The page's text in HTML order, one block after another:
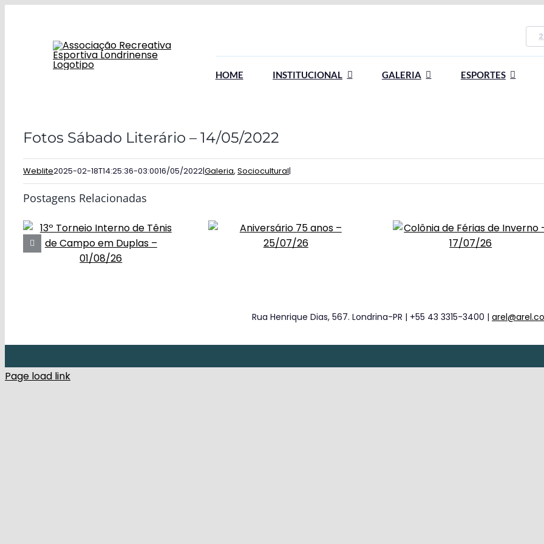
HOME INSTITUCIONAL GALERIA ESPORTES
Fotos Sábado Literário – 14/05/2022
Weblite2025-02-18T14:25:36-03:0016/05/2022|Galeria, Sociocultural|
Postagens Relacionadas
Rua Henrique Dias, 567. Londrina-PR | +55 43 3315-3400 |
Page load link